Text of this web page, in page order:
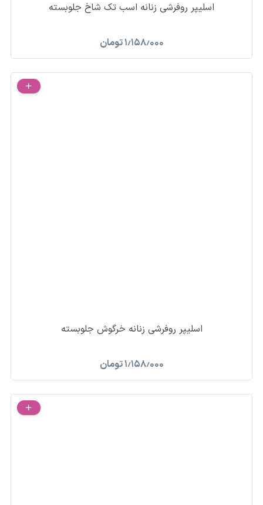
اسلیپر روفرشی زنانه اسب تک شاخ جلوبسته
۱٫۱۵۸٫۰۰۰تومان
اسلیپر روفرشی زنانه خرگوش جلوبسته
۱٫۱۵۸٫۰۰۰تومان